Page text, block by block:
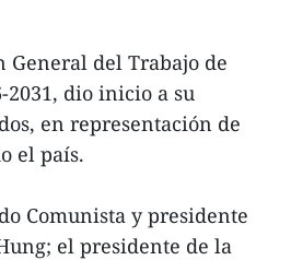
General del Trabajo de
2031, dio inicio a su
en representación de
el país.
Comunista y presidente
el presidente de la